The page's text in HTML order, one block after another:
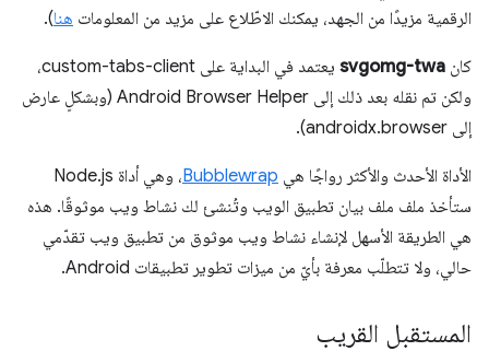
الرقمية مزيدًا من الجهد، يمكنك الاطّلاع على مزيد من المعلومات هنا).
كان svgomg-twa
يعتمد في البداية على custom-tabs-client،
ولكن تم نقله بعد ذلك إلى Android Browser Helper (وبشكلٍ عارض
إلى androidx.browser).
الأداة الأحدث والأكثر رواجًا هي Bubblewrap
، وهي أداة Node.js
ستأخذ ملف ملف بيان تطبيق الويب وتُنشئ لك نشاط ويب موثوقًا. هذه
هي الطريقة الأسهل لإنشاء نشاط ويب موثوق من تطبيق ويب تقدّمي
حالي، ولا تتطلّب معرفة بأيّ من ميزات تطوير تطبيقات Android.
المستقبل القريب